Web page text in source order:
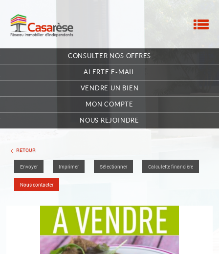
NOTRE RÉSEAU
MA SÉLECTION 0
POSTULEZ EN LIGNE
CONSULTER NOS OFFRES
ALERTE E-MAIL
VENDRE UN BIEN
MON COMPTE
NOUS REJOINDRE
RETOUR
Envoyer Imprimer Sélectionner Calculette financière
Nous contacter